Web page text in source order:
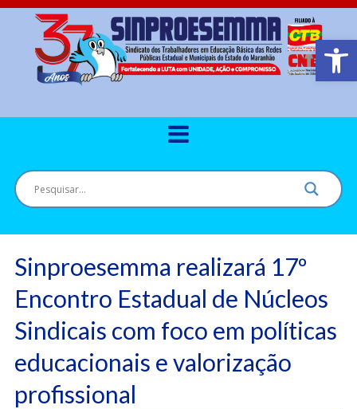
Barra de
Sinproesemma realizará 17º
Encontro Estadual de Núcleos
Sindicais com foco em políticas
educacionais e valorização
profissional